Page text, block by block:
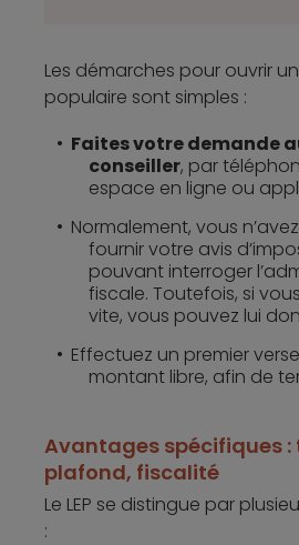
France
Livret
Bourso+
2,50%
Super Livret
Placement-
direct
2,50%
Livret
Rentabilis
2%
Les démarches pour ouvrir
populaire sont simples :
Faites votre demande
conseiller, par
espace en ligne ou
Normalement, vous
fournir votre avis
pouvant interroger
fiscale. Toutefois, si
vite, vous pouvez lui
Effectuez un premier
montant libre, afin de
Avantages spécifiques :
plafond, fiscalité
Le LEP se distingue par
: